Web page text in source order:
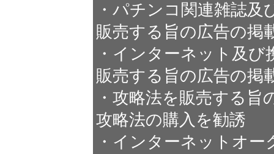
・パチンコ関連雑誌
販売する旨の広告の掲
・インターネット及
販売する旨の広告の掲
・攻略法を販売する
攻略法の購入を勧誘
・インターネットオ